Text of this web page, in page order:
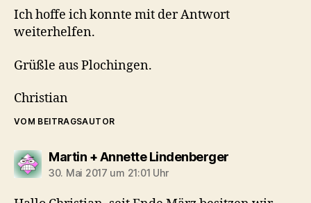
Ich hoffe ich konnte mit der Antwort
weiterhelfen.
Grüßle aus Plochingen.
Christian
VOM BEITRAGSAUTOR
Martin + Annette Lindenbergersagt:
30. Mai 2017 um 21:01 Uhr